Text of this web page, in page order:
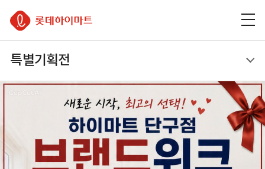
기
롯데하이마트
특별기획전
특별기획전